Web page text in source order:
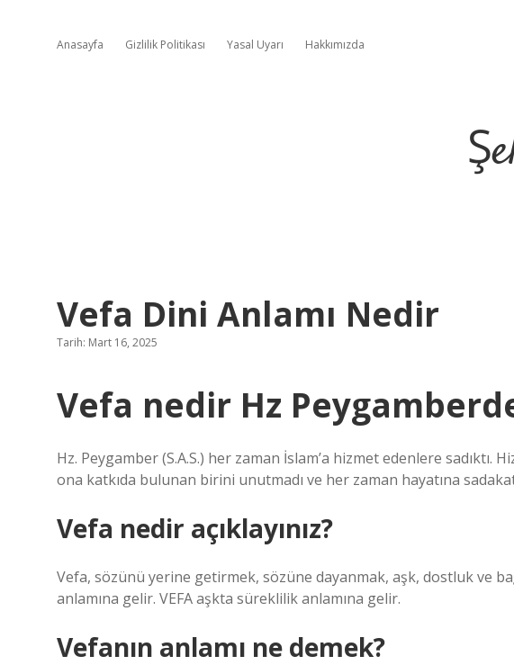
Anasayfa Gizlilik Politikası Yasal Uyarı Hakkımızda
Vefa Dini Anlamı Nedir
Tarih: Mart 16, 2025
Vefa nedir Hz
Hz. Peygamber (S.A.S.) her zaman İslam’a hizmet edenlere sadıktı.
ona katkıda bulunan birini unutmadı ve her zaman hayatına
Vefa nedir açıklayınız?
Vefa, sözünü yerine getirmek, sözüne dayanmak, aşk, dostluk ve
anlamına gelir. VEFA aşkta süreklilik anlamına gelir.
Vefanın anlamı ne demek?